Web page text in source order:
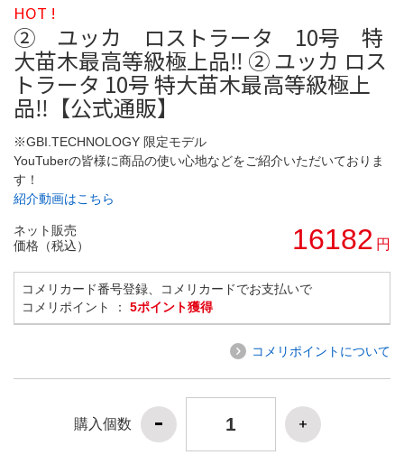
HOT !
② ユッカ ロストラータ 10号 特
大苗木最高等級極上品‼️ ② ユッカ ロス
トラータ 10号 特大苗木最高等級極上
品‼️【公式通販】
※GBI.TECHNOLOGY 限定モデル
YouTuberの皆様に商品の使い心地などをご紹介いただいておりま
す！
紹介動画はこちら
ネット販売
価格（税込）
16182 円
コメリカード番号登録、コメリカードでお支払いで
コメリポイント ： 5ポイント獲得
コメリポイントについて
購入個数